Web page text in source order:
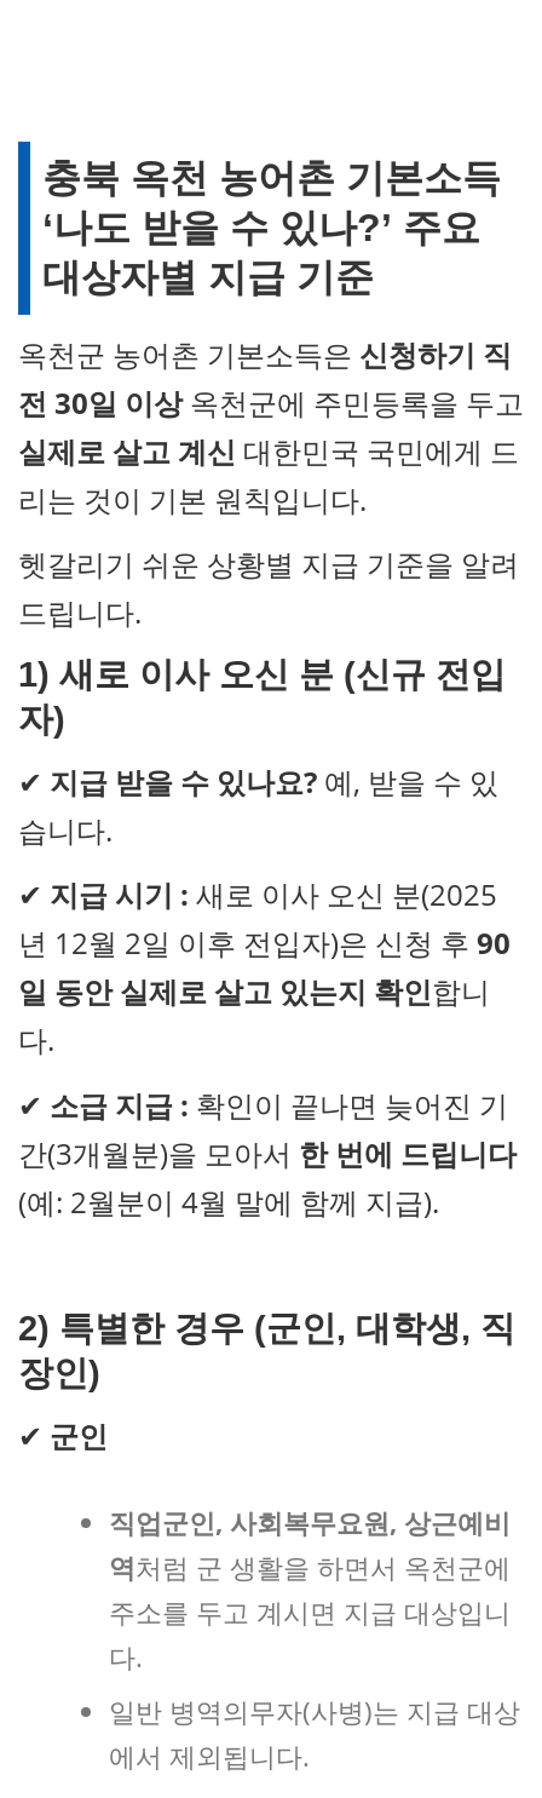
충북 옥천 농어촌 기본소득
‘나도 받을 수 있나?’ 주요
대상자별 지급 기준
옥천군 농어촌 기본소득은 신청하기 직
전 30일 이상옥천군에 주민등록을 두고
실제로 살고 계신 대한민국 국민에게 드
리는 것이 기본 원칙입니다.
헷갈리기 쉬운 상황별 지급 기준을 알려
드립니다.
1) 새로 이사 오신 분 (신규 전입
자)
✔ 지급 받을 수 있나요? 예, 받을 수 있
습니다.
✔ 지급 시기 : 새로 이사 오신 분(2025
년 12월 2일 이후 전입자)은 신청 후 90
일 동안 실제로 살고 있는지 확인합니
다.
✔ 소급 지급 : 확인이 끝나면 늦어진 기
간(3개월분)을 모아서 한 번에 드립니다
(예: 2월분이 4월 말에 함께 지급).
2) 특별한 경우 (군인, 대학생, 직
장인)
✔ 군인
직업군인, 사회복무요원, 상근예비
역처럼 군 생활을 하면서 옥천군에
주소를 두고 계시면 지급 대상입니
다.
일반 병역의무자(사병)는 지급 대상
에서 제외됩니다.